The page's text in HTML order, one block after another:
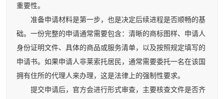
重要性。
准备申请材料是第一步，也是决定后续进程是否顺畅的基
础。一份完整的申请通常需要包含：清晰的商标图样、申请人
身份证明文件、具体的商品或服务清单，以及按照规定填写的
申请书。如果申请人非莱索托居民，通常需要委托一名在该国
拥有住所的代理人来办理，这是法律上的强制性要求。
提交申请后，官方会进行形式审查，主要核查文件是否齐